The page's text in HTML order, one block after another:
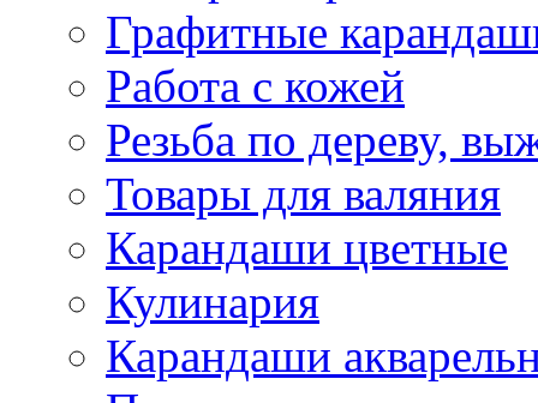
Графитные
Работа с кожей
Резьба по дереву,
Товары для валяния
Карандаши цветные
Кулинария
Карандаши